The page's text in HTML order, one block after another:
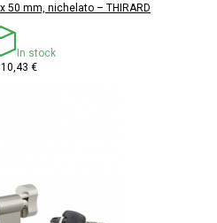
50 mm, nichelato – THIRARD
In stock
10,43 €